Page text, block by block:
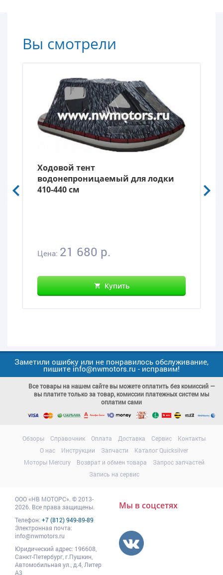
Вы смотрели
Ходовой тент
водонепроницаемый для лодки
410-440 см
Цена: 21 680 р.
Купить
Заметили ошибку или не понравилось обслуживание,
пишите info@nwmotors.ru - исправим!
Все товары на нашем сайте вы можете оплатить без комиссий —
вы платите только за товар, комиссии платежных систем мы
оплатим сами
Обзоры Справочник Оплата Доставка Сервис
Контакты
О нас
Инструкции Запчасти
Каталог Quicksilver
Моторы Mercury
Возврат и обмен товара
Запрос запчастей
Запись на сервис
ООО«НВ МОТОРС». © 2013-
2026. Все права защищены.
Телефон: +7 (812) 949-89-89
Электронная почта:
info@nwmotors.ru
Юридический адрес: 196608,
Санкт-Петербург, г.Пушкин,
Автомобильная ул., д.4, Литер
А3
Мы в соцсетях